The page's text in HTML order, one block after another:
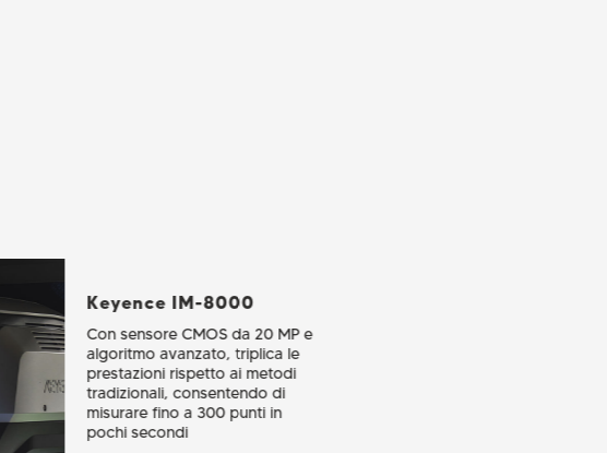
Keyence IM-8000
Con sensore CMOS da 20 MP e
algoritmo avanzato, triplica le
prestazioni rispetto ai metodi
tradizionali, consentendo di
misurare fino a 300 punti in
pochi secondi